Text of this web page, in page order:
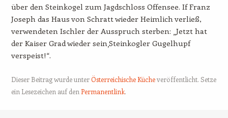
über den Steinkogel zum Jagdschloss Offensee. If Franz
Joseph das Haus von Schratt wieder Heimlich verließ,
verwendeten Ischler der Ausspruch sterben: „Jetzt hat
der Kaiser Grad wieder sein‚Steinkogler Gugelhupf
verspeist!“.
Dieser Beitrag wurde unterÖsterreichische Kücheveröffentlicht. Setze
ein Lesezeichen auf den Permanentlink.